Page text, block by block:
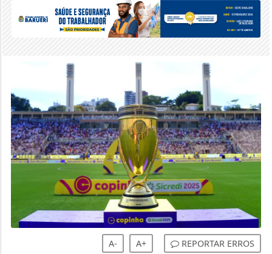
A- A+ REPORTAR ERROS